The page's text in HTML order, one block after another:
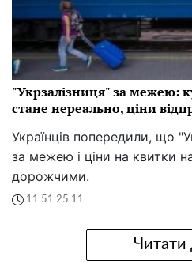
"Укрзалізниця" за межею:
стане нереально, ціни
Українців попередили, що
за межею і ціни на квитки
дорожчими.
11:51 25.11
Читати